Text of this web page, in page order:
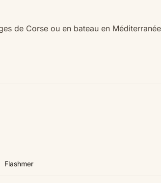
de Corse ou en bateau en
Flashmer